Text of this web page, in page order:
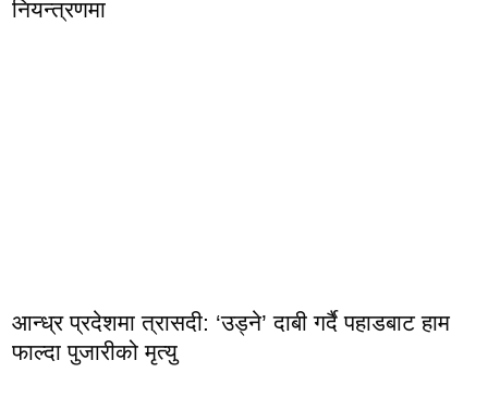
नियन्त्रणमा
आन्ध्र प्रदेशमा त्रासदी: ‘उड्ने’ दाबी गर्दै पहाडबाट हाम
फाल्दा पुजारीको मृत्यु